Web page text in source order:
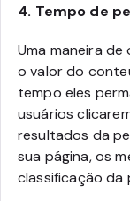
4. Tempo de
Uma maneira
o valor do
tempo eles
usuários
resultados da
sua página, os
classificação da